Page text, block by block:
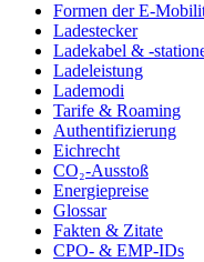
Formen der E-
Ladestecker
Ladekabel & -
Ladeleistung
Lademodi
Tarife & Roaming
Authentifizierung
Eichrecht
CO₂-Ausstoß
Energiepreise
Glossar
Fakten & Zitate
CPO- & EMP-IDs